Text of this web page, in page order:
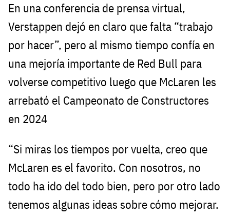
En una conferencia de prensa virtual,
Verstappen dejó en claro que falta “trabajo
por hacer”, pero al mismo tiempo confía en
una mejoría importante de Red Bull para
volverse competitivo luego que McLaren les
arrebató el Campeonato de Constructores
en 2024
“Si miras los tiempos por vuelta, creo que
McLaren es el favorito. Con nosotros, no
todo ha ido del todo bien, pero por otro lado
tenemos algunas ideas sobre cómo mejorar.